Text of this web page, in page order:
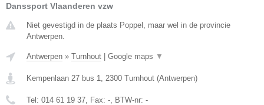
Danssport Vlaanderen vzw
Niet gevestigd in de plaats Poppel, maar wel in de provincie
Antwerpen.
Antwerpen » Turnhout Google maps ▼
Kempenlaan 27 bus 1 2300 Turnhout (Antwerpen)
Tel: 014 61 19 37 , Fax: - , BTW-nr: -